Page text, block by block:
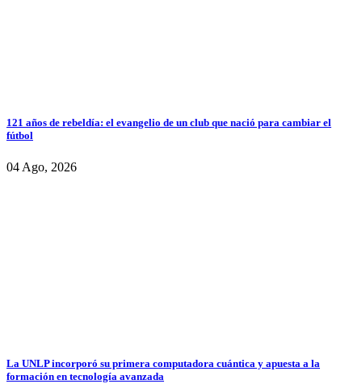
121 años de rebeldía: el evangelio de un club que nació para cambiar el
fútbol
04 Ago, 2026
La UNLP incorporó su primera computadora cuántica y apuesta a la
formación en tecnología avanzada